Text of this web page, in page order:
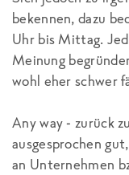
bekennen, dazu
Uhr bis Mittag.
Meinung
wohl eher schwer
Any way - zurück
ausgesprochen
an Unternehmen